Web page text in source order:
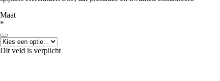
Maat
*
Dit veld is verplicht